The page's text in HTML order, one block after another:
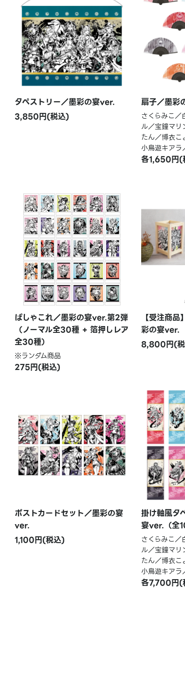
タペストリー／墨彩の宴ver.
3,850円(税込)
扇子／墨彩
さくらみこ／
ル／宝鐘マ
たん／博衣こ
小鳥遊キアラ
各1,650円(
ぱしゃこれ／墨彩の宴ver.第2弾
（ノーマル全30種 + 箔押しレア
全30種）
※ランダム商品
275円(税込)
【受注商
彩の宴ver.
8,800円(
ポストカードセット／墨彩の宴
ver.
1,100円(税込)
掛け軸風タ
宴ver.（全
さくらみこ／
ル／宝鐘マ
たん／博衣こ
小鳥遊キアラ
各7,700円(